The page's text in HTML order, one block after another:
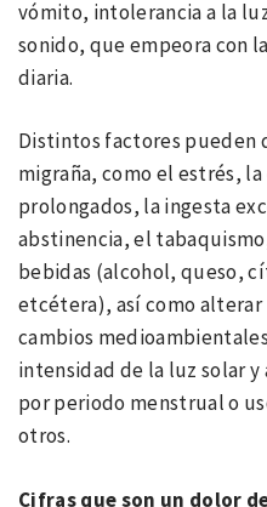
vómito, intolerancia a la
sonido, que empeora con
diaria.
Distintos factores pueden
migraña, como el estrés,
prolongados, la ingesta
abstinencia, el
bebidas (alcohol, queso,
etcétera), así como alterar
cambios
intensidad de la luz solar
por periodo menstrual o
otros.
Cifras que son un dolor